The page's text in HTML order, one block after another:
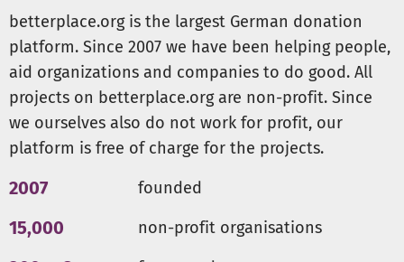
betterplace.org is the largest German donation
platform. Since 2007 we have been helping people,
aid organizations and companies to do good. All
projects on betterplace.org are non-profit. Since
we ourselves also do not work for profit, our
platform is free of charge for the projects.
2007 founded
15,000 non-profit organisations